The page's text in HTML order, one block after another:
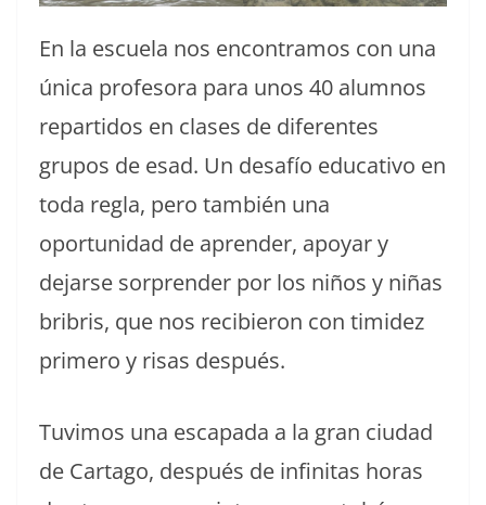
En la escuela nos encontramos con una
única profesora para unos 40 alumnos
repartidos en clases de diferentes
grupos de esad. Un desafío educativo en
toda regla, pero también una
oportunidad de aprender, apoyar y
dejarse sorprender por los niños y niñas
bribris, que nos recibieron con timidez
primero y risas después.
Tuvimos una escapada a la gran ciudad
de Cartago, después de infinitas horas